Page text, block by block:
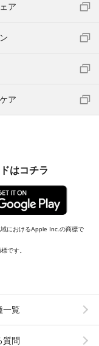
ア
ア
はコチラ
におけるApple Inc.の商標で
です。
一覧
質問